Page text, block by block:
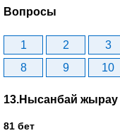
Вопросы
1 2 3
8
9 10
13.Нысанбай жырау
81 бет